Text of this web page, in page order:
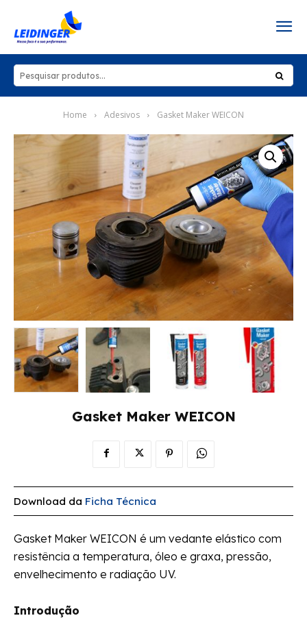
Home Adesivos Gasket Maker WEICON
Gasket Maker WEICON
Download da Ficha Técnica
Gasket Maker WEICON é um vedante elástico com
resistência a temperatura, óleo e graxa, pressão,
envelhecimento e radiação UV.
Introdução